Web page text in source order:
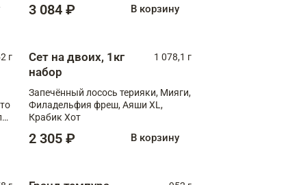
3 084 ₽ В корзину
г
Сет на двоих, 1кг
набор
1 078,1 г
Запечённый лосось терияки, Мияги,
Филадельфия фреш, Аяши XL,
Крабик Хот
2 305 ₽ В корзину